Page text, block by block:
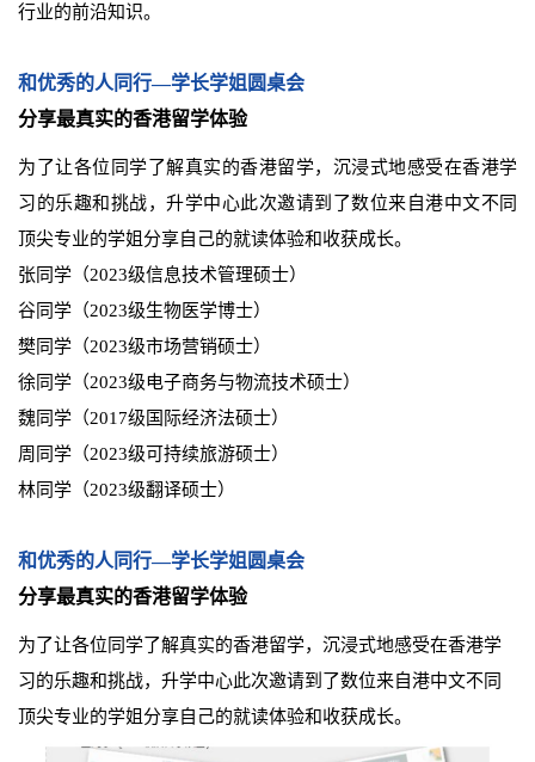
行业的前沿知识。
和优秀的人同行—学长学姐圆桌会
分享最真实的香港留学体验
为了让各位同学了解真实的香港留学，沉浸式地感受在香港学
习的乐趣和挑战，升学中心此次邀请到了数位来自港中文不同
顶尖专业的学姐分享自己的就读体验和收获成长。
张同学（2023级信息技术管理硕士）
谷同学（2023级生物医学博士）
樊同学（2023级市场营销硕士）
徐同学（2023级电子商务与物流技术硕士）
魏同学（2017级国际经济法硕士）
周同学（2023级可持续旅游硕士）
林同学（2023级翻译硕士）
和优秀的人同行—学长学姐圆桌会
分享最真实的香港留学体验
为了让各位同学了解真实的香港留学，沉浸式地感受在香港学
习的乐趣和挑战，升学中心此次邀请到了数位来自港中文不同
顶尖专业的学姐分享自己的就读体验和收获成长。